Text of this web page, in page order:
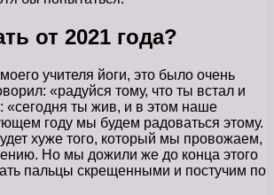
от 2021 года?
учителя йоги, это было очень
«радуйся тому, что ты встал и
«сегодня ты жив, и в этом наше
году мы будем радоваться этому.
хуже того, который мы провожаем,
Но мы дожили же до конца этого
пальцы скрещенными и постучим по